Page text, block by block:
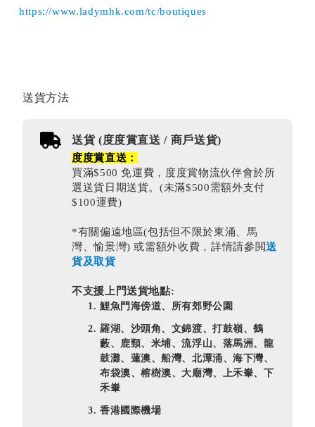
https://www.ladymhk.com/tc/boutiques
送貨方法
送貨 (度度賞直送 / 商戶送貨)
度度賞直送：
買滿$500 免運費，度度賞物流伙伴會於所
選送貨日期送貨。(未滿$500需額外支付
$100運費)
*有關偏遠地區(包括但不限於東涌、馬
灣、愉景灣) 或需額外收費，詳情請參閲送
貨及取貨
不支援上門送貨地點:
鯉魚門海傍道、所有郊野公園
羅湖、沙頭角、文錦渡、打鼓嶺、鶴
藪、鹿頸、米埔、流浮山、落馬洲、龍
鼓灘、蓮澳、船灣、北潭涌、海下灣、
布袋澳、榕樹澳、大廟灣、上禾輋、下
禾輋
香港國際機場